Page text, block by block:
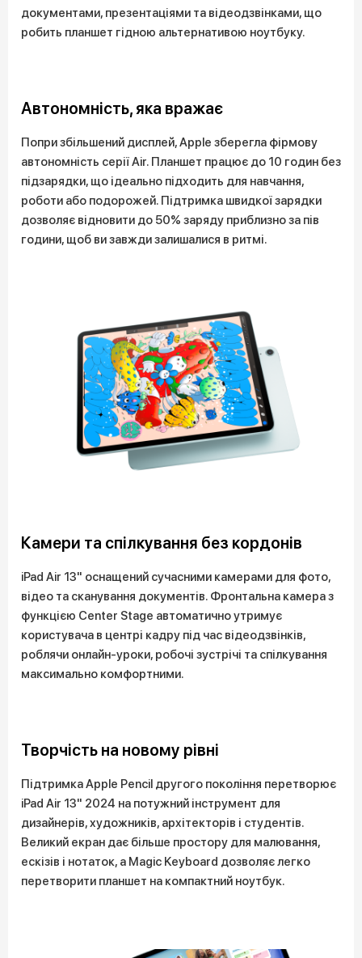
документами, презентаціями та відеодзвінками, що
робить планшет гідною альтернативою ноутбуку.
Автономність, яка вражає
Попри збільшений дисплей, Apple зберегла фірмову
автономність серії Air. Планшет працює до 10 годин без
підзарядки, що ідеально підходить для навчання,
роботи або подорожей. Підтримка швидкої зарядки
дозволяє відновити до 50% заряду приблизно за пів
години, щоб ви завжди залишалися в ритмі.
Камери та спілкування без кордонів
iPad Air 13" оснащений сучасними камерами для фото,
відео та сканування документів. Фронтальна камера з
функцією Center Stage автоматично утримує
користувача в центрі кадру під час відеодзвінків,
роблячи онлайн-уроки, робочі зустрічі та спілкування
максимально комфортними.
Творчість на новому рівні
Підтримка Apple Pencil другого покоління перетворює
iPad Air 13" 2024 на потужний інструмент для
дизайнерів, художників, архітекторів і студентів.
Великий екран дає більше простору для малювання,
ескізів і нотаток, а Magic Keyboard дозволяє легко
перетворити планшет на компактний ноутбук.